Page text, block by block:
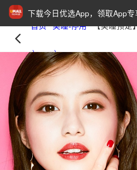
下载今日优选App，领取App专
首页 美瞳-停用